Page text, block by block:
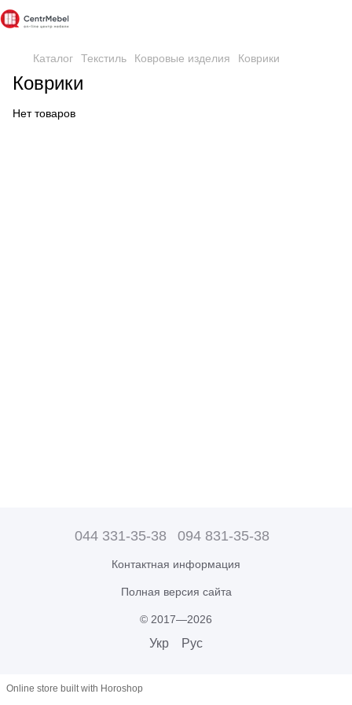
Каталог Текстиль Ковровые изделия Коврики
Коврики
Нет товаров
044 331-35-38 094 831-35-38
Контактная информация
Полная версия сайта
© 2017—2026
Укр Рус
Online store built with Horoshop